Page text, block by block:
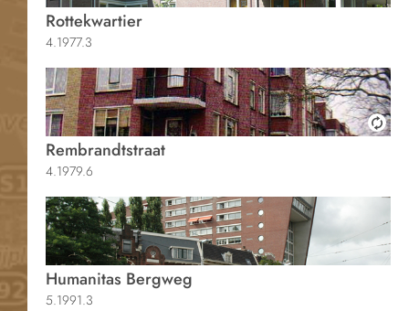
Rottekwartier
4.1977.3
Rembrandtstraat
4.1979.6
Humanitas Bergweg
5.1991.3